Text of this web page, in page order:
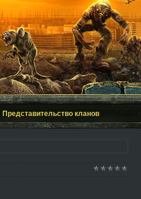
Представительство кланов